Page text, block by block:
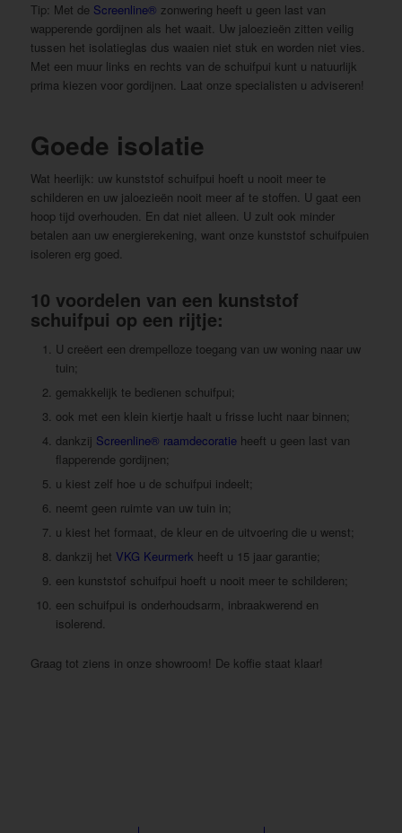
Tip: Met de Screenline® zonwering heeft u geen last van
wapperende gordijnen als het waait. Uw jaloezieën zitten veilig
tussen het isolatieglas dus waaien niet stuk en worden niet vies.
Met een muur links en rechts van de schuifpui kunt u natuurlijk
prima kiezen voor gordijnen. Laat onze specialisten u adviseren!
Goede isolatie
Wat heerlijk: uw kunststof schuifpui hoeft u nooit meer te
schilderen en uw jaloezieën nooit meer af te stoffen. U gaat een
hoop tijd overhouden. En dat niet alleen. U zult ook minder
betalen aan uw energierekening, want onze kunststof schuifpuien
isoleren erg goed.
10 voordelen van een kunststof
schuifpui op een rijtje:
U creëert een drempelloze toegang van uw woning naar uw
tuin;
gemakkelijk te bedienen schuifpui;
ook met een klein kiertje haalt u frisse lucht naar binnen;
dankzij Screenline® raamdecoratieheeft u geen last van
flapperende gordijnen;
u kiest zelf hoe u de schuifpui indeelt;
neemt geen ruimte van uw tuin in;
u kiest het formaat, de kleur en de uitvoering die u wenst;
dankzij het VKG Keurmerk heeft u 15 jaar garantie;
een kunststof schuifpui hoeft u nooit meer te schilderen;
een schuifpui is onderhoudsarm, inbraakwerend en
isolerend.
Graag tot ziens in onze showroom! De koffie staat klaar!